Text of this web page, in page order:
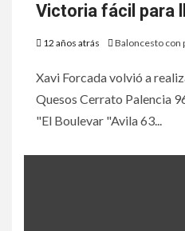
Victoria fácil para
12 años atrás Baloncesto con
Xavi Forcada volvió a
Quesos Cerrato Palencia
"El Boulevar "Avila 63...